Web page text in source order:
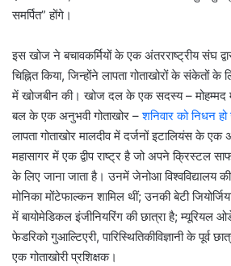
समर्पित” होंगे।
इस खोज ने बचावकर्मियों के एक अंतरराष्ट्रीय संघ
चिह्नित किया, जिन्होंने लापता गोताखोरों के संकेतों
में खोजबीन की। खोज दल के एक सदस्य – मोहम्मद
बल के एक अनुभवी गोताखोर –शनिवार को निधन हो
लापता गोताखोर मालदीव में दर्जनों इटालियंस के एक
महासागर में एक द्वीप राष्ट्र है जो अपने क्रिस्टल
के लिए जाना जाता है। उनमें जेनोआ विश्वविद्यालय की
मोनिका मोंटेफाल्कन शामिल थीं; उनकी बेटी
में बायोमेडिकल इंजीनियरिंग की छात्रा है; म्यूरियल
फेडरिको गुआल्टिएरी, पारिस्थितिकीविज्ञानी के पूर्व
एक गोताखोरी प्रशिक्षक।